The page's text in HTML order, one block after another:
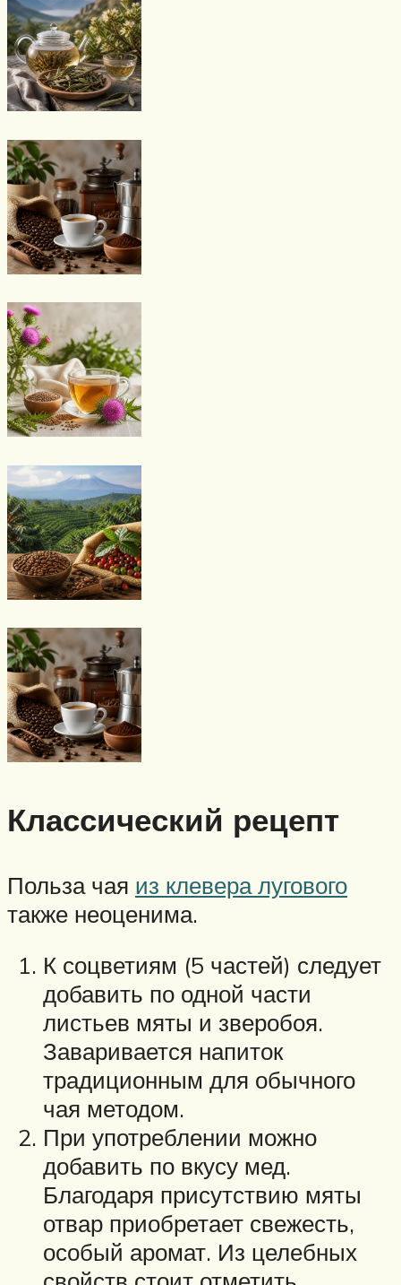
Классический рецепт
Польза чая из клевера лугового
также неоценима.
К соцветиям (5 частей) следует
добавить по одной части
листьев мяты и зверобоя.
Заваривается напиток
традиционным для обычного
чая методом.
При употреблении можно
добавить по вкусу мед.
Благодаря присутствию мяты
отвар приобретает свежесть,
особый аромат. Из целебных